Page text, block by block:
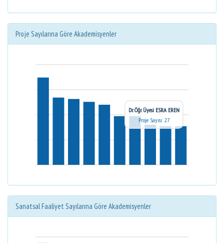
Proje Sayılarına Göre Akademisyenler
Dr. Öğr. Üyesi ESRA EREN
Proje Sayısı: 27
Sanatsal Faaliyet Sayılarına Göre Akademisyenler